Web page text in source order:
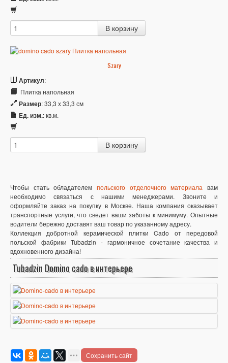
Szary
Артикул:
Плитка напольная
Размер: 33,3 x 33,3 см
Ед. изм.: кв.м.
Чтобы стать обладателем польского отделочного материала вам
необходимо связаться с нашими менеджерами. Звоните и
оформляйте заказ на покупку в Москве. Наша компания оказывает
транспортные услуги, что сведет ваши заботы к минимуму. Опытные
водители бережно доставят ваш товар по указанному адресу.
Коллекция добротной керамической плитки Cado от передовой
польской фабрики Tubadzin - гармоничное сочетание качества и
вдохновенного дизайна!
Tubadzin Domino cado в интерьере
Сохранить сайт